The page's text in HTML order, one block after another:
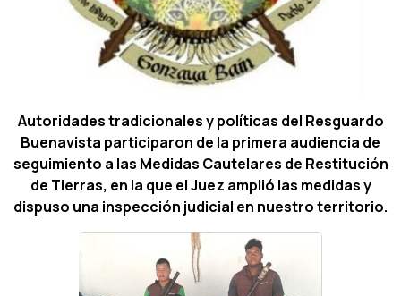
Autoridades tradicionales y políticas del Resguardo
Buenavista participaron de la primera audiencia de
seguimiento a las Medidas Cautelares de Restitución
de Tierras, en la que el Juez amplió las medidas y
dispuso una inspección judicial en nuestro territorio.